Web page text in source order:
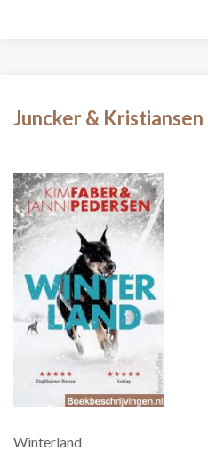
Juncker & Kristiansen
Winterland